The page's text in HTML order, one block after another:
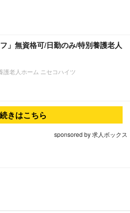
」無資格可/日勤のみ/特別養護老人
護老人ホーム ニセコハイツ
続きはこちら
sponsored by 求人ボックス